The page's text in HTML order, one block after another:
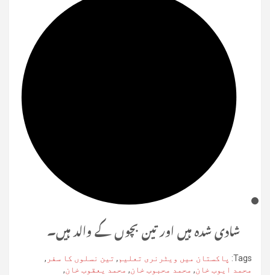
شادی شدہ ہیں اور تین بچوں کے والد ہیں۔
Tags: پاکستان میں ویٹرنری تعلیم, تین نسلوں کا سفر ,
محمد ایوب خان, محمد محبوب خان, محمد یعقوب خان,